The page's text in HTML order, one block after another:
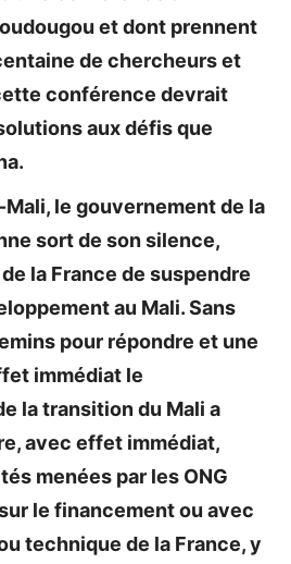
et dont prennent
de chercheurs et
conférence devrait
aux défis que
le gouvernement de la
sort de son silence,
la France de suspendre
au Mali. Sans
pour répondre et une
immédiat le
la transition du Mali a
avec effet immédiat,
menées par les ONG
le financement ou avec
technique de la France, y